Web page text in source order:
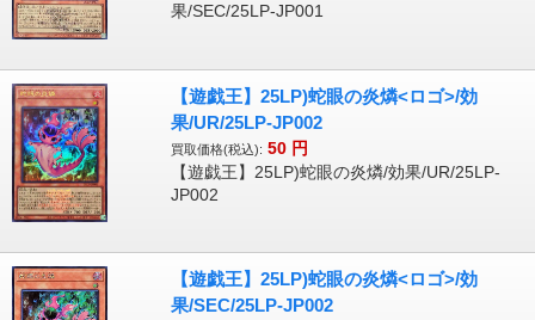
果/SEC/25LP-JP001
【遊戯王】25LP)蛇眼の炎燐<ロゴ>/効
果/UR/25LP-JP002
買取価格(税込): 50 円
【遊戯王】25LP)蛇眼の炎燐/効果/UR/25LP-
JP002
【遊戯王】25LP)蛇眼の炎燐<ロゴ>/効
果/SEC/25LP-JP002